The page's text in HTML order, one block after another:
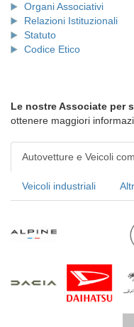
Organi Associativi
Relazioni Istituzionali
Statuto
Codice Etico
Le nostre Associate per
ottenere maggiori
Autovetture e Veicoli
Veicoli industriali